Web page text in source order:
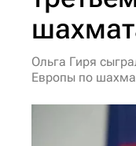
Ольга Гиря
Европы по